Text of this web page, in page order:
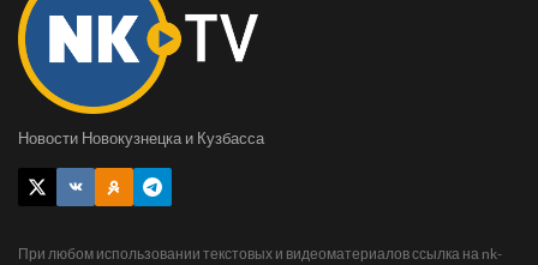
Новости Новокузнецка и Кузбасса
При любом использовании текстовых и видеоматериалов ссылка на nk-